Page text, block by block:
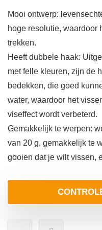
Mooi ontwerp:
hoge resolutie, waardoor
trekken.
Heeft dubbele haak:
met felle kleuren, zijn de
bedekken, die goed
water, waardoor het
viseffect wordt verbeterd.
Gemakkelijk te werpen:
van 20 g, gemakkelijk te
gooien dat je wilt vissen,